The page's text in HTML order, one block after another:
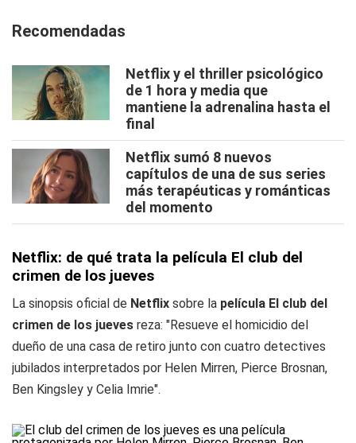
Recomendadas
Netflix y el thriller psicológico
de 1 hora y media que
mantiene la adrenalina hasta el
final
Netflix sumó 8 nuevos
capítulos de una de sus series
más terapéuticas y románticas
del momento
Netflix: de qué trata la película El club del
crimen de los jueves
La sinopsis oficial de Netflix sobre la película El club del
crimen de los jueves reza: "Resueve el homicidio del
dueño de una casa de retiro junto con cuatro detectives
jubilados interpretados por Helen Mirren, Pierce Brosnan,
Ben Kingsley y Celia Imrie".